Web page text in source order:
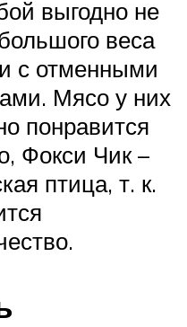
выгодно не
веса
с отменными
Мясо у них
понравится
Фокси Чик –
птица, т. к.